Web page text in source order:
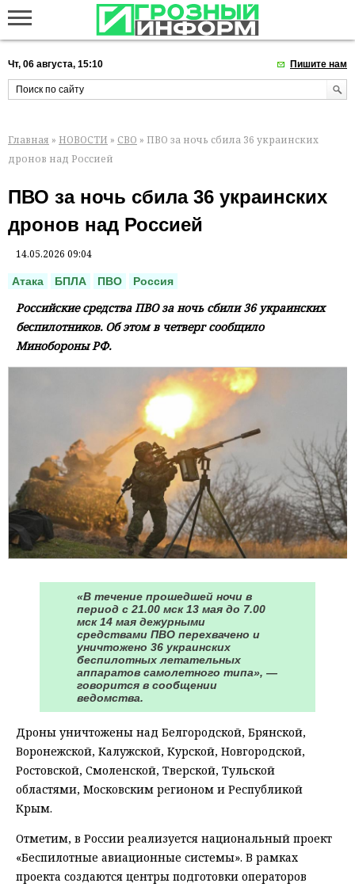
Чт, 06 августа, 15:10 Пишите нам
Главная » НОВОСТИ » СВО » ПВО за ночь сбила 36 украинских
дронов над Россией
ПВО за ночь сбила 36 украинских
дронов над Россией
14.05.2026 09:04
Атака БПЛА ПВО Россия
Российские средства ПВО за ночь сбили 36 украинских
беспилотников. Об этом в четверг сообщило
Минобороны РФ.
«В течение прошедшей ночи в
период с 21.00 мск 13 мая до 7.00
мск 14 мая дежурными
средствами ПВО перехвачено и
уничтожено 36 украинских
беспилотных летательных
аппаратов самолетного типа», —
говорится в сообщении
ведомства.
Дроны уничтожены над Белгородской, Брянской,
Воронежской, Калужской, Курской, Новгородской,
Ростовской, Смоленской, Тверской, Тульской
областями, Московским регионом и Республикой
Крым.
Отметим, в России реализуется национальный проект
«Беспилотные авиационные системы». В рамках
проекта создаются центры подготовки операторов